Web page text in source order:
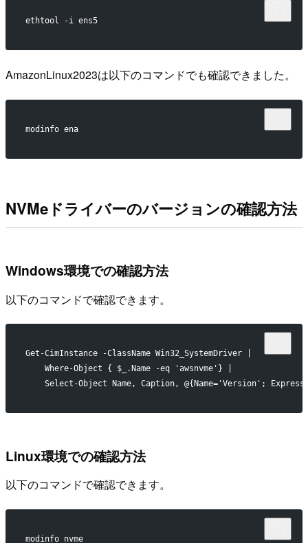
ethtool -i ens5
AmazonLinux2023は以下のコマンドでも確認できました。
modinfo ena
NVMeドライバーのバージョンの確認方法
Windows環境での確認方法
以下のコマンドで確認できます。
Get-CimInstance -ClassName Win32_SystemDriver |
    Where-Object { $_.Name -eq 'awsnvme'} |
Select-Object Name, Caption, @{Name='Version';
Linux環境での確認方法
以下のコマンドで確認できます。
modinfo nvme